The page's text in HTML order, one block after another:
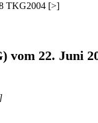
TKG2004 [>]
vom 22. Juni